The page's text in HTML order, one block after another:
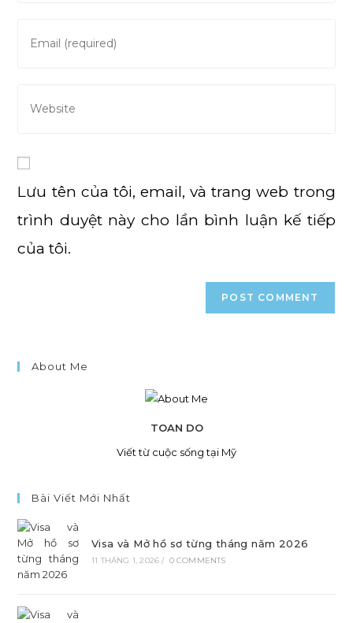
username
your
your
URL
Lưu tên của tôi, email, và trang web trong
trình duyệt này cho lần bình luận kế tiếp
của tôi.
About Me
TOAN DO
Viết từ cuộc sống tại Mỹ
Bài Viết Mới Nhất
Visa và Mở hồ sơ từng tháng năm 2026
11 THÁNG 1, 2026 / 0 COMMENTS